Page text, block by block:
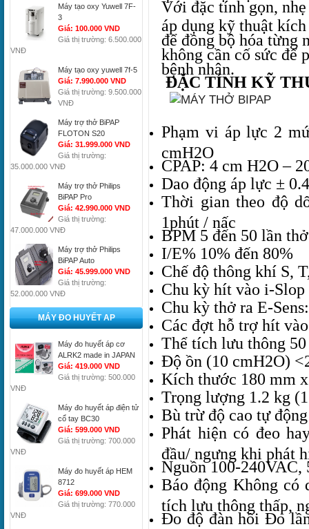
Máy tạo oxy Yuwell 7F-
3
Giá: 100.000 VND
Giá thị trường: 6.500.000
VNĐ
Máy tạo oxy yuwell 7f-5
Giá: 7.990.000 VND
Giá thị trường: 9.500.000
VNĐ
Máy trợ thở BiPAP
FLOTON S20
Giá: 31.999.000 VND
Giá thị trường:
35.000.000 VNĐ
Máy trợ thở Philips
BiPAP Pro
Giá: 42.990.000 VND
Giá thị trường:
47.000.000 VNĐ
Máy trợ thở Philips
BiPAP Auto
Giá: 45.999.000 VND
Giá thị trường:
52.000.000 VNĐ
MÁY ĐO HUYẾT AP
Máy đo huyết áp cơ
ALRK2 made in JAPAN
Giá: 419.000 VND
Giá thị trường: 500.000
VNĐ
Máy đo huyết áp điện tử
cổ tay BC30
Giá: 599.000 VND
Giá thị trường: 700.000
VNĐ
Máy đo huyết áp HEM
8712
Giá: 699.000 VND
Giá thị trường: 770.000
VNĐ
Với đặc tính gọn,
áp dụng kỹ thuật
để đồng bộ hóa từng
không cần cố sức để
bệnh nhân.
ĐẶC TÍNH KỸ
Phạm vi áp lực 2
cmH2O
CPAP: 4 cm H2O –
Dao động áp lực ±
Thời gian theo độ
1phút / nấc
BPM 5 đến 50 lần
I/E% 10% đến 80%
Chế độ thông khí S,
Chu kỳ hít vào i-Slop
Chu kỳ thở ra E-
Các đợt hỗ trợ hít
Thể tích lưu thông
Độ ồn (10 cmH2O)
Kích thước 180 mm
Trọng lượng 1.2 kg
Bù trừ độ cao tự
Phát hiện có đeo
đầu/ ngưng khi phát
Nguồn 100-240VAC,
Báo động Không có
tích lưu thông thấp,
Đo độ đàn hồi Đo